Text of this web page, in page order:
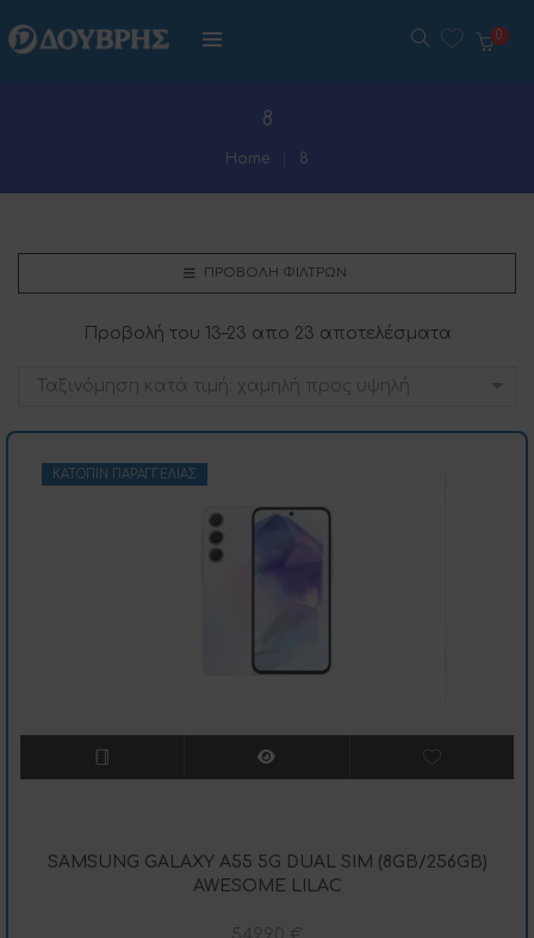
8
Home 8
ΠΡΟΒΟΛΉ ΦΊΛΤΡΩΝ
Προβολή του 13–23 απο 23 αποτελέσματα
Ταξινόμηση κατά τιμή: χαμηλή προς υψηλή
ΚΑΤΌΠΙΝ ΠΑΡΑΓΓΕΛΊΑΣ
SAMSUNG GALAXY A55 5G DUAL SIM (8GB/256GB)
AWESOME LILAC